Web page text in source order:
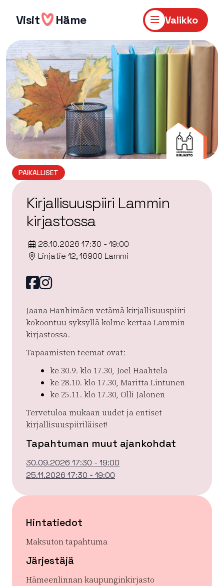
sisältöön
Visit Häme Valikko
PAIKALLISET
Kirjallisuuspiiri Lammin
kirjastossa
28.10.2026 17:30 - 19:00
Linjatie 12, 16900 Lammi
Facebook
instagram
Jaana Hanhimäen vetämä kirjallisuuspiiri
kokoontuu syksyllä kolme kertaa Lammin
kirjastossa.
Tapaamisten teemat ovat:
ke 30.9. klo 17.30, Joel Haahtela
ke 28.10. klo 17.30, Maritta Lintunen
ke 25.11. klo 17.30, Olli Jalonen
Tervetuloa mukaan uudet ja entiset
kirjallisuuspiiriläiset!
Tapahtuman muut ajankohdat
30.09.2026 17:30 - 19:00
25.11.2026 17:30 - 19:00
Hintatiedot
Maksuton tapahtuma
Järjestäjä
Hämeenlinnan kaupunginkirjasto